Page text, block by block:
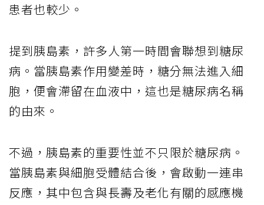
患者也較少。
提到胰島素，許多人第一時間會聯想到糖尿
病。當胰島素作用變差時，糖分無法進入細
胞，便會滯留在血液中，這也是糖尿病名稱
的由來。
不過，胰島素的重要性並不只限於糖尿病。
當胰島素與細胞受體結合後，會啟動一連串
反應，其中包含與長壽及老化有關的感應機